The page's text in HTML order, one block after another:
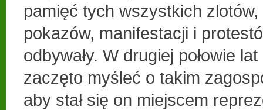
pamięć tych wszystkich
pokazów, manifestacji i
odbywały. W drugiej połowie
zaczęto myśleć o takim
aby stał się on miejscem